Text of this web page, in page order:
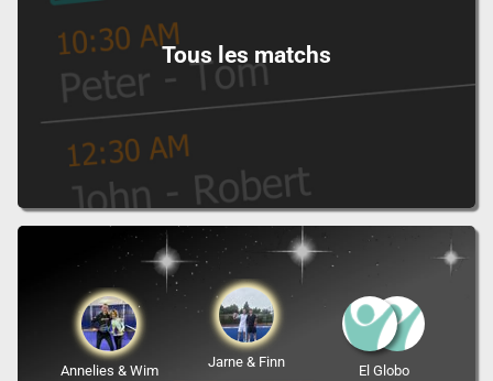
Tous les matchs
Jarne & Finn
Annelies & Wim El Globo